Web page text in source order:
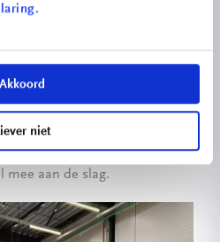
Akkoord
niet
een payload van 3 kg kun
veilige optie vanwege de
botsingen. Hierdoor is een
studenten er – zoals
mee aan de slag.